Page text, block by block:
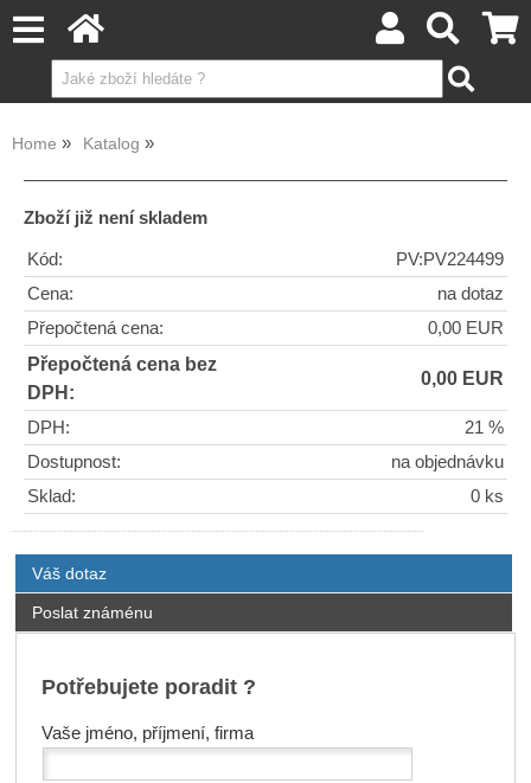
Home Katalog
Zboží již není skladem
Kód:
PV:PV224499
Cena:
na dotaz
Přepočtená cena:
0,00 EUR
Přepočtená cena bez
DPH:
0,00 EUR
DPH:
21 %
Dostupnost:
na objednávku
Sklad:
0 ks
Váš dotaz
Poslat známénu
Potřebujete poradit ?
Vaše jméno, příjmení, firma